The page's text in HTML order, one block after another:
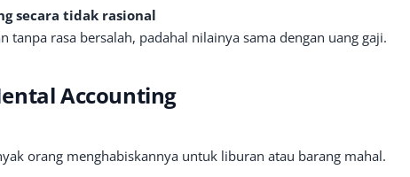
secara tidak rasional
tanpa rasa bersalah, padahal nilainya sama dengan uang gaji.
Accounting
orang menghabiskannya untuk liburan atau barang mahal.